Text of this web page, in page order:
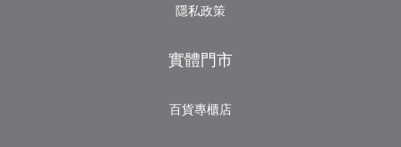
隱私政策
實體門市
百貨專櫃店